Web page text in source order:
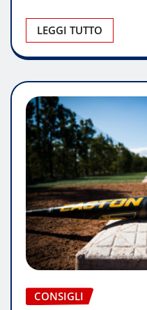
LEGGI TUTTO
CONSIGLI